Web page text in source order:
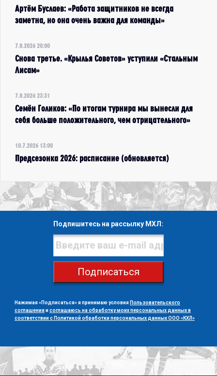
Артём Буслаев: «Работа защитников не всегда
заметна, но она очень важна для команды»
7.8.2026 20:00
Снова третье. «Крылья Советов» уступили «Стальным
Лисам»
7.8.2026 23:31
Семён Голиков: «По итогам турнира мы вынесли для
себя больше положительного, чем отрицательного»
10.7.2026 13:00
Предсезонка 2026: расписание (обновляется)
Подпишитесь на рассылку МХЛ:
Подписаться
Нажимая «Подписаться» я принимаю условия Пользовательского
соглашенияисоглашаюсь на обработку моих персональных данных в
соответствии с Политикой обработки персональных данных ООО «КХЛ»